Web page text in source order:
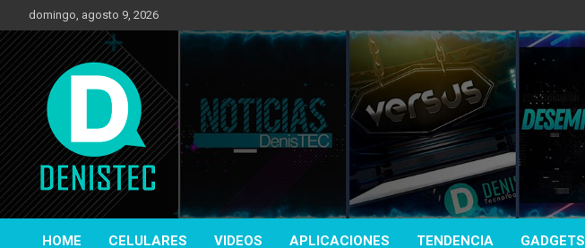
al
contenido
domingo, agosto 9, 2026
DenisTec
Tecnología y más!
HOME CELULARES VIDEOS APLICACIONES TENDENCIA GADGETS